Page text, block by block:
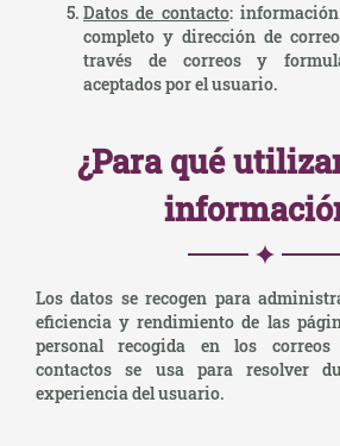
Datos de contacto:
completo y dirección de
través de correos y
aceptados por el usuario.
¿Para qué
Los datos se recogen para
eficiencia y rendimiento de las
personal recogida en los
contactos se usa para resolver
experiencia del usuario.